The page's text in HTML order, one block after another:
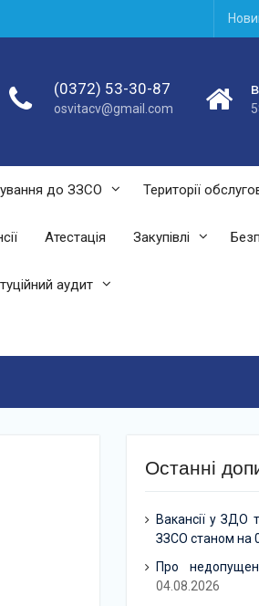
(0372) 53-30-87
osvitacv@gmail.com
до ЗЗСО Території
Атестація Закупівлі
аудит
Останні
Вакансії у ЗДО
ЗЗСО станом на
Про
04.08.2026